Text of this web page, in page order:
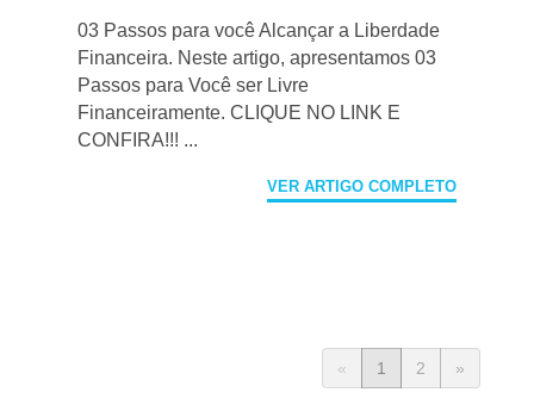
03 Passos para você Alcançar a Liberdade
Financeira. Neste artigo, apresentamos 03
Passos para Você ser Livre
Financeiramente. CLIQUE NO LINK E
CONFIRA!!! ...
VER ARTIGO COMPLETO
« 1 2 »